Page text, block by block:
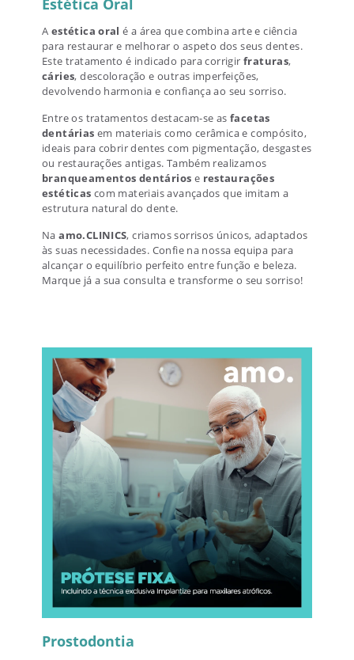
Estética Oral
A estética oral é a área que combina arte e ciência
para restaurar e melhorar o aspeto dos seus dentes.
Este tratamento é indicado para corrigir fraturas,
cáries, descoloração e outras imperfeições,
devolvendo harmonia e confiança ao seu sorriso.
Entre os tratamentos destacam-se asfacetas
dentárias em materiais como cerâmica e compósito,
ideais para cobrir dentes com pigmentação, desgastes
ou restaurações antigas. Também realizamos
branqueamentos dentários e restaurações
estéticas com materiais avançados que imitam a
estrutura natural do dente.
Naamo.CLINICS, criamos sorrisos únicos, adaptados
às suas necessidades. Confie na nossa equipa para
alcançar o equilíbrio perfeito entre função e beleza.
Marque já a sua consulta e transforme o seu sorriso!
Prostodontia